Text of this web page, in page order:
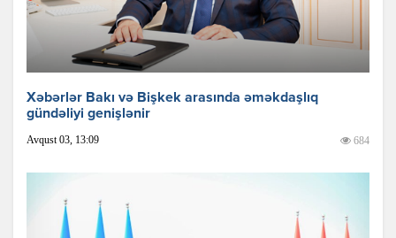
Xəbərlər Bakı və Bişkek arasında əməkdaşlıq
gündəliyi genişlənir
Avqust 03, 13:09 684